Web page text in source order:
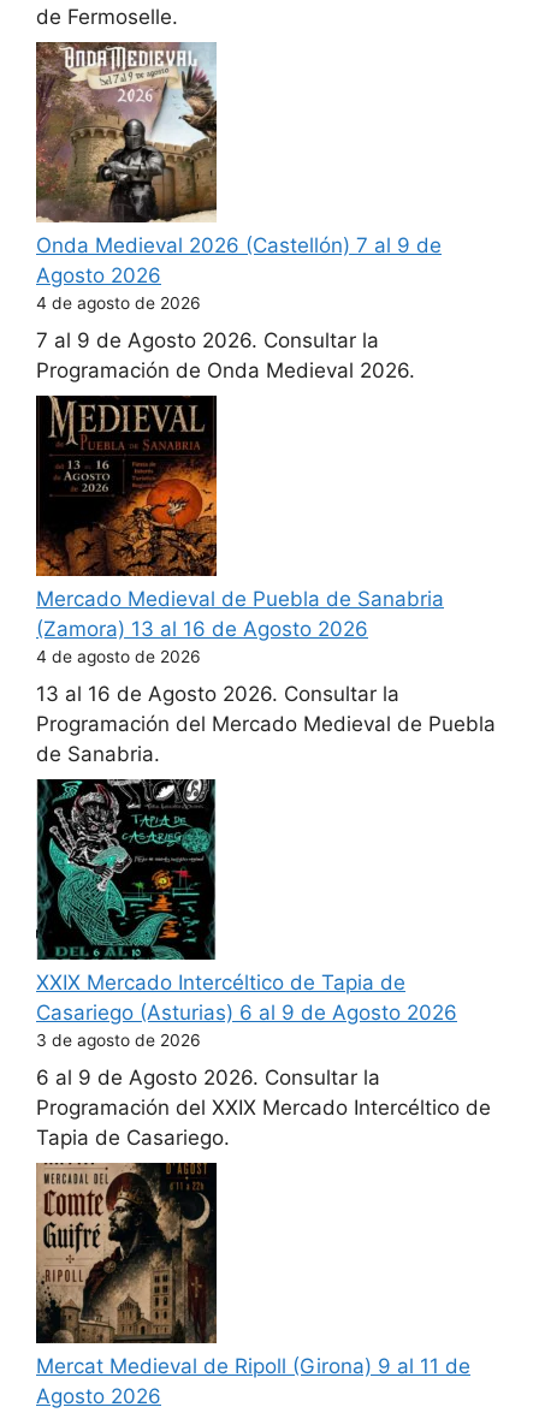
de Fermoselle.
Onda Medieval 2026 (Castellón) 7 al 9 de
Agosto 2026
4 de agosto de 2026
7 al 9 de Agosto 2026. Consultar la
Programación de Onda Medieval 2026.
Mercado Medieval de Puebla de Sanabria
(Zamora) 13 al 16 de Agosto 2026
4 de agosto de 2026
13 al 16 de Agosto 2026. Consultar la
Programación del Mercado Medieval de Puebla
de Sanabria.
XXIX Mercado Intercéltico de Tapia de
Casariego (Asturias) 6 al 9 de Agosto 2026
3 de agosto de 2026
6 al 9 de Agosto 2026. Consultar la
Programación del XXIX Mercado Intercéltico de
Tapia de Casariego.
Mercat Medieval de Ripoll (Girona) 9 al 11 de
Agosto 2026